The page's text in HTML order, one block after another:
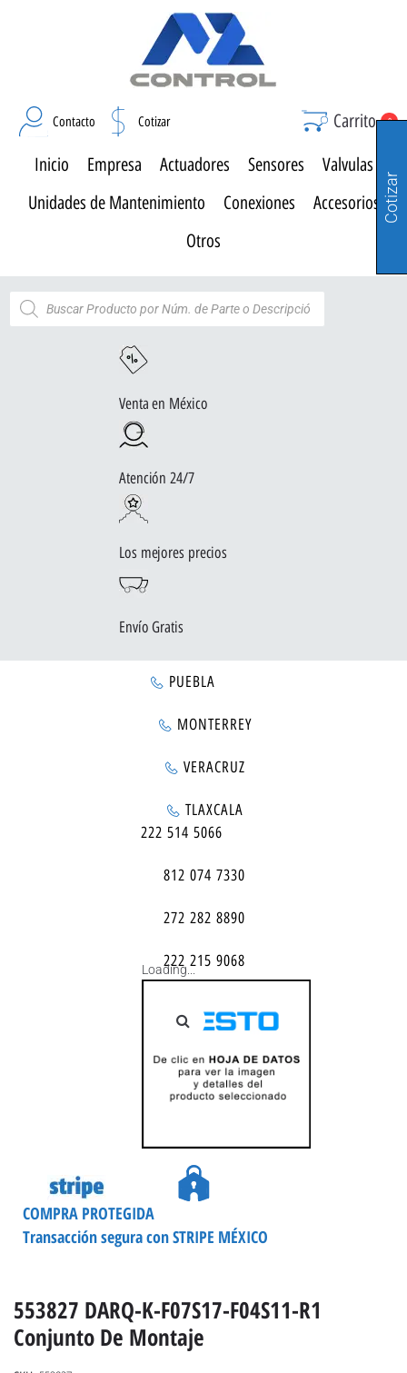
Contacto Cotizar Carrito 0
Inicio Empresa Actuadores Sensores
Valvulas
Unidades de Mantenimiento
Conexiones
Accesorios
Otros
Venta en México
Atención 24/7
Los mejores precios
Envío Gratis
PUEBLA
MONTERREY
VERACRUZ
TLAXCALA
222 514 5066
812 074 7330
272 282 8890
222 215 9068
Loading...
Transacción segura con STRIPE MÉXICO
COMPRA PROTEGIDA
553827 DARQ-K-F07S17-F04S11-R1
Conjunto De Montaje
Cotizar